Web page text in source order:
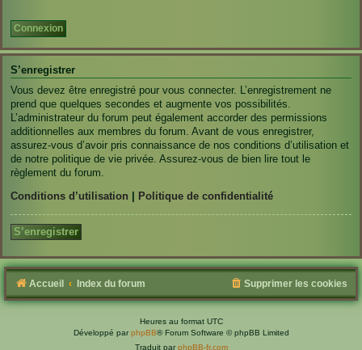
S’enregistrer
Vous devez être enregistré pour vous connecter. L’enregistrement ne
prend que quelques secondes et augmente vos possibilités.
L’administrateur du forum peut également accorder des permissions
additionnelles aux membres du forum. Avant de vous enregistrer,
assurez-vous d’avoir pris connaissance de nos conditions d’utilisation et
de notre politique de vie privée. Assurez-vous de bien lire tout le
règlement du forum.
Conditions d’utilisation Politique de confidentialité
S’enregistrer
Accueil Index du forum Supprimer les cookies
Heures au format UTC
Développé par phpBB® Forum Software © phpBB Limited
Traduit par phpBB-fr.com